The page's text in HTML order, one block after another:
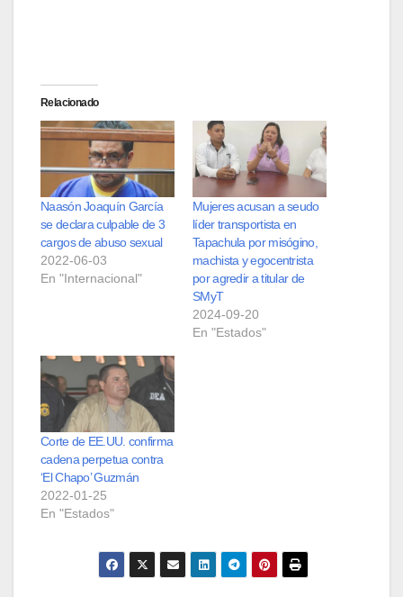
Relacionado
Naasón Joaquín García
se declara culpable de 3
cargos de abuso sexual
2022-06-03
En "Internacional"
Mujeres acusan a seudo
líder transportista en
Tapachula por misógino,
machista y egocentrista
por agredir a titular de
SMyT
2024-09-20
En "Estados"
Corte de EE.UU. confirma
cadena perpetua contra
‘El Chapo’ Guzmán
2022-01-25
En "Estados"